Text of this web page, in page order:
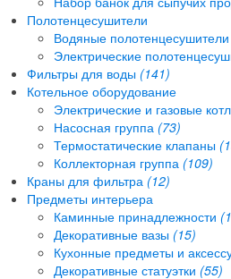
Полотенцесушители
Водяные полотенцесушители
Электрические
Фильтры для воды (141)
Котельное оборудование
Электрические и газовые
Насосная группа (73)
Термостатические клапаны
Коллекторная группа (109)
Краны для фильтра (12)
Предметы интерьера
Каминные принадлежности
Декоративные вазы (15)
Кухонные предметы и
Декоративные статуэтки (55)